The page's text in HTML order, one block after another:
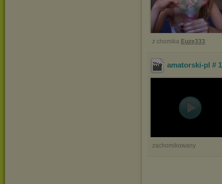
z chomika Euze333
amatorski-pl # 1
zachomikowany